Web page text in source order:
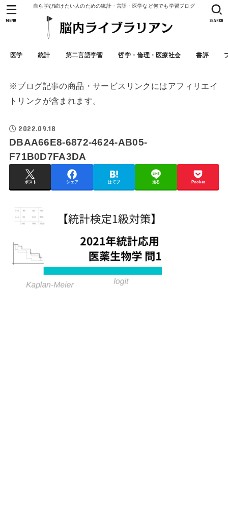
自ら学び続けたい人のための統計・言語・医学など何でも学習ブログ
医学 統計 第二言語学習 哲学・倫理・医療社会 書評
SEARCH
MENU
※ブログ記事の商品・サービスリンクにはアフィリエイ
トリンクが含まれます。
2022.09.18
DBAA66E8-6872-4624-AB05-
F71B0D7FA3DA
ポスト シェア はてブ 送る Pocket